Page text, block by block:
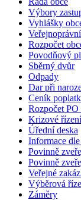
Výbory
Vyhlášky
Rozpočet
Povodňový
Sběrný dvůr
Odpady
Dar při
Ceník
Rozpočet
Krizové řízení
Úřední deska
Informace
Povinně
Povinně
Veřejné
Výběrová
Záměry